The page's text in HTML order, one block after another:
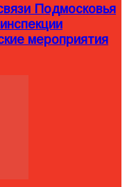
Подмосковья
мероприятия